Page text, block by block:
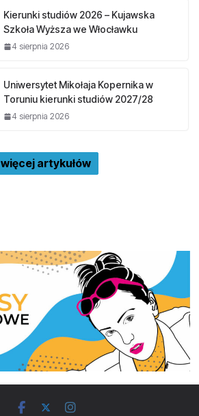
Kierunki studiów 2026 – Kujawska
Szkoła Wyższa we Włocławku
4 sierpnia 2026
Uniwersytet Mikołaja Kopernika w
Toruniu kierunki studiów 2027/28
4 sierpnia 2026
więcej artykułów